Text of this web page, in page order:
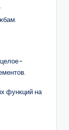
функций на